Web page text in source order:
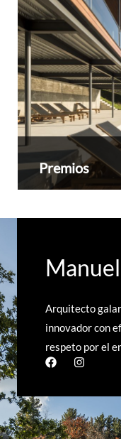
Premios
Arquitecto
innovador con
respeto por el